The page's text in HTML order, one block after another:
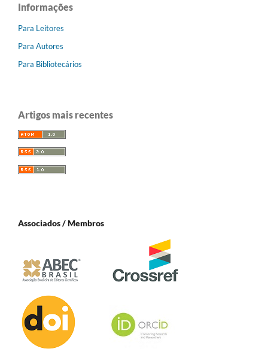
Informações
Para Leitores
Para Autores
Para Bibliotecários
Artigos mais recentes
Associados / Membros